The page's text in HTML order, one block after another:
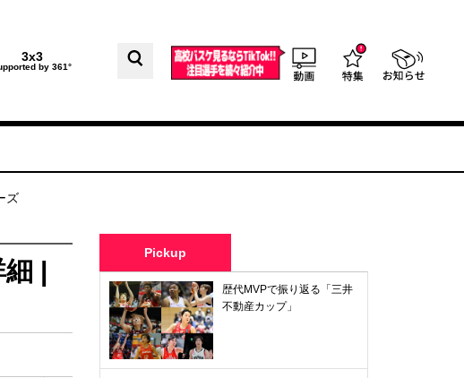
3x3
by 361°
ズ
|
Pickup
歴代MVPで振り返る「三井
不動産カップ」